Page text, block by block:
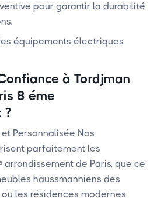
pour garantir la durabilité
équipements électriques
à Tordjman
8 éme
?
Personnalisée Nos
parfaitement les
arrondissement de Paris, que ce
haussmanniens des
les résidences modernes